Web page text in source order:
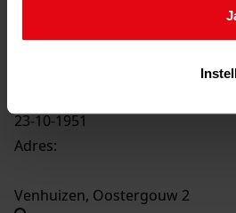
Beschrijving:
23-10-1951
Adres:
Venhuizen, Oostergouw 2